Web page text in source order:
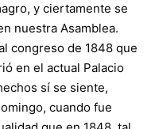
y ciertamente se
nuestra Asamblea.
congreso de 1848 que
en el actual Palacio
sí se siente,
cuando fue